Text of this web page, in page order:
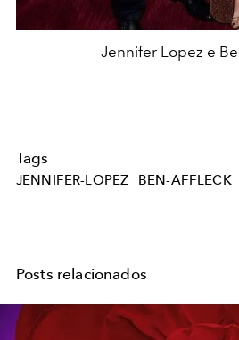
Jennifer Lopez e
Tags
JENNIFER-LOPEZ BEN-AFFLECK
Posts relacionados